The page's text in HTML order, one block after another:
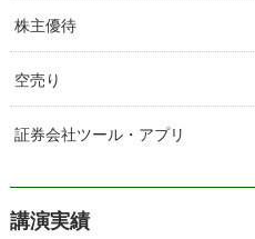
株主優待
空売り
証券会社ツール・アプリ
講演実績